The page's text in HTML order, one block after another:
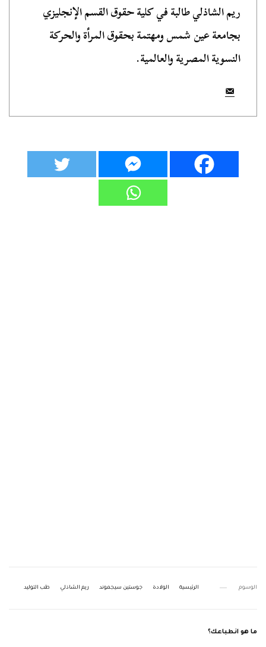
ريم الشاذلي طالبة في كلية حقوق القسم الإنجليزي
بجامعة عين شمس ومهتمة بحقوق المرأة والحركة
النسوية المصرية والعالمية.
الوسوم الرئيسية الولادة جوستين سيجموند ريم الشاذلي طب التوليد
ما هو انطباعك؟